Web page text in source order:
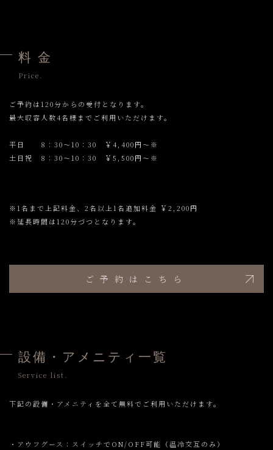
料 金
Price.
ご予約は120分からの受付となります。
最大収容人数4名様までご利用いただけます。
平日 8：30～10：30 ￥4,400円～※
土日祝 8：30～10：30 ￥5,500円～※
※1名まで上記料金、2名以上1名追加料金 ￥2,200円
※延長時間は120分づつとなります。
ご予約はこちら
設備・アメニティ一覧
Service list.
下記の設備・アメニティを全て無料でご利用いただけます。
・アウフグース：スイッチでON/OFF可能（温冷交互のみ）